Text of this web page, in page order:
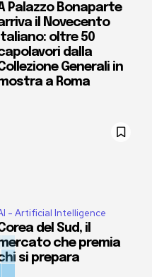
Palazzo Bonaparte
il Novecento
oltre 50
dalla
Generali in
a Roma
- Artificial Intelligence
del Sud, il
che premia
si prepara